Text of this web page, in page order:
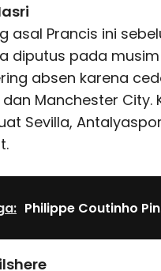
asal Prancis ini
diputus pada
absen karena
Manchester
Sevilla,
Philippe Coutinho